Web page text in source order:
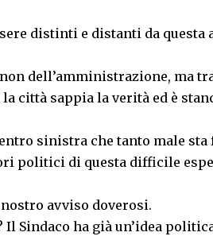
distinti e distanti da questa
dell’amministrazione, ma
città sappia la verità ed è
sinistra che tanto male sta
politici di questa difficile
avviso doverosi.
Il Sindaco ha già un’idea